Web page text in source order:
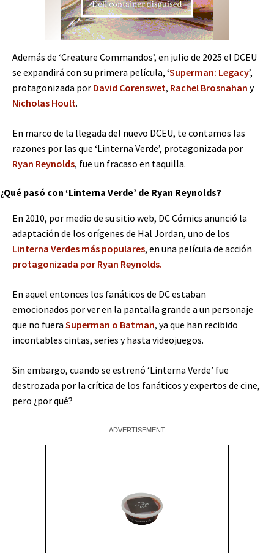
Además de ‘Creature Commandos’, en julio de 2025 el DCEU
se expandirá con su primera película, ‘Superman: Legacy’,
protagonizada por David Corenswet, Rachel Brosnahan y
Nicholas Hoult.
En marco de la llegada del nuevo DCEU, te contamos las
razones por las que ‘Linterna Verde’, protagonizada por
Ryan Reynolds, fue un fracaso en taquilla.
¿Qué pasó con ‘Linterna Verde’ de Ryan Reynolds?
En 2010, por medio de su sitio web, DC Cómics anunció la
adaptación de los orígenes de Hal Jordan, uno de los
Linterna Verdes más populares, en una película de acción
protagonizada por Ryan Reynolds.
En aquel entonces los fanáticos de DC estaban
emocionados por ver en la pantalla grande a un personaje
que no fuera Superman o Batman, ya que han recibido
incontables cintas, series y hasta videojuegos.
Sin embargo, cuando se estrenó ‘Linterna Verde’ fue
destrozada por la crítica de los fanáticos y expertos de cine,
pero ¿por qué?